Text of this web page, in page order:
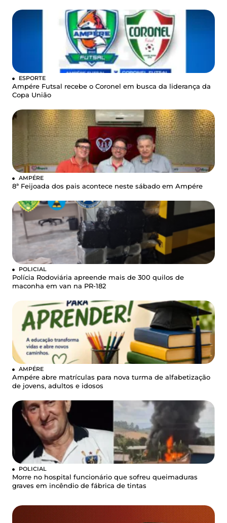
ESPORTE
Ampére Futsal recebe o Coronel em busca da liderança da
Copa União
AMPÉRE
8ª Feijoada dos pais acontece neste sábado em Ampére
POLICIAL
Polícia Rodoviária apreende mais de 300 quilos de
maconha em van na PR-182
AMPÉRE
Ampére abre matrículas para nova turma de alfabetização
de jovens, adultos e idosos
POLICIAL
Morre no hospital funcionário que sofreu queimaduras
graves em incêndio de fábrica de tintas